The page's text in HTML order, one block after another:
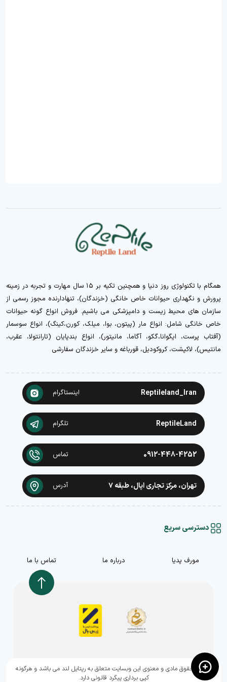
همگام با تکنولوژی روز دنیا و همچنین تکیه بر ۱۵ سال مهارت و تجربه در زمینه
پرورش و نگهداری حیوانات خاص خانگی (خزندگان)، تنهادارنده مجوز رسمی از
سازمان های محیط زیست و دامپزشکی می باشیم. فروش انواع گونه حیوانات
خاص خانگی شامل: انواع مار (پیتون، بوا، میلک، کورن،کینگ)، انواع سوسمار
(آفتاب پرست، ایگوانا،گکو، آگاما، مانیتور)، انواع بندپایان (تارانتولا، عقرب،
مانتیس)، لاکپشت، کروکودیل، قورباغه و سایر خزندگان سفارشی
Reptileland_Iran اینستاگرام
ReptileLand تلگرام
0912-448-4252 تماس
تهران، مرکز تجاری اپال، طبقه ۷ آدرس
دسترسی سریع
مورف پدیا درباره ما تماس با ما
,تمامی حقوق مادی و معنوی این وبسایت متعلق به رپتایل لند می باشد و هرگونه
کپی برداری پیگرد قانونی دارد.